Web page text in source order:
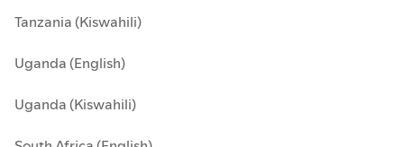
Tanzania (Kiswahili)
Uganda (English)
Uganda (Kiswahili)